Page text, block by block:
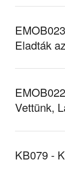
Eladták
Vettünk,
KB079 -